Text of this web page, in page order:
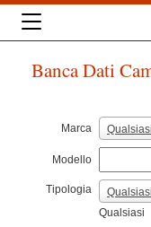
Banca Dati
Marca Qualsiasi
Modello
Tipologia
Qualsiasi
Qualsiasi